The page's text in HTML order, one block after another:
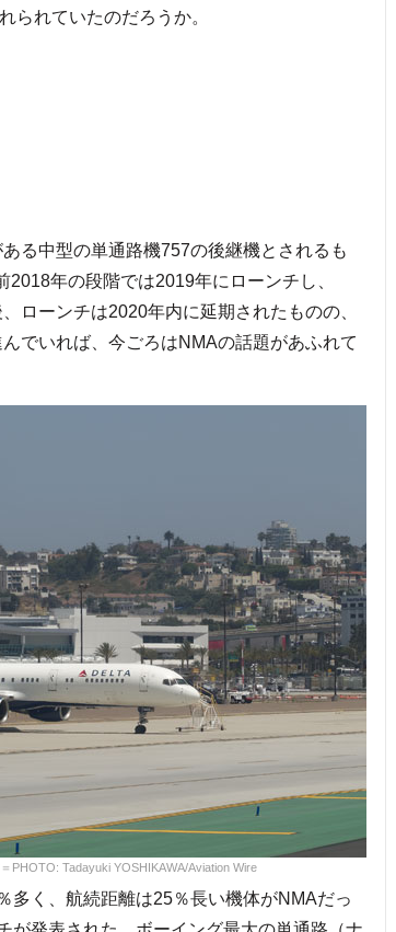
られていたのだろうか。
る中型の単通路機757の後継機とされるも
年の段階では2019年にローンチし、
ローンチは2020年内に延期されたものの、
でいれば、今ごろはNMAの話題があふれて
PHOTO: Tadayuki YOSHIKAWA/Aviation Wire
く、航続距離は25％長い機体がNMAだっ